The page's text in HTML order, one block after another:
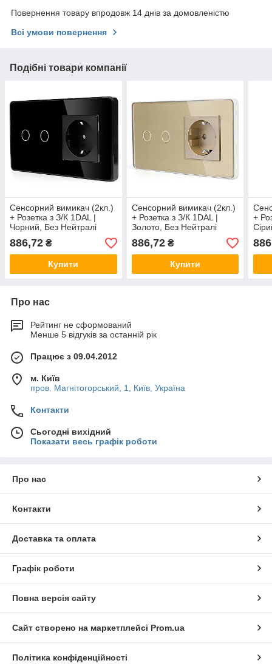
Повернення товару впродовж 14 днів за домовленістю
Всі умови повернення
Подібні товари компанії
Сенсорний вимикач (2кл.)
+ Розетка з З/К 1DAL |
Чорний, Без Нейтралі
(G157D-SW2G.SL-ST.BL)
886,72 ₴
Купити
Сенсорний вимикач (2кл.)
+ Розетка з З/К 1DAL |
Золото, Без Нейтралі
(G157D-SW2G.SL-ST.GD)
886,72₴
Купити
+
Про нас
Рейтинг не сформований
Менше 5 відгуків за останній рік
Працює з 09.04.2012
м. Київ
пров. Магнітогорський, 1, Київ, Україна
Контакти
Сьогодні вихідний
Показати весь графік роботи
Про нас
Контакти
Доставка та оплата
Графік роботи
Повна версія сайту
Сайт створено на маркетплейсі Prom.ua
Політика конфіденційності